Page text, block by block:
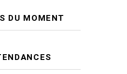
DU MOMENT